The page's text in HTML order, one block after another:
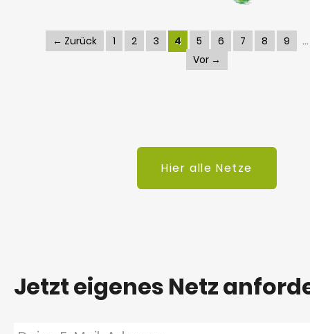
← Zurück 1 2 3 4 5 6 7 8
9
Vor →
Hier alle Netze
Jetzt eigenes Netz